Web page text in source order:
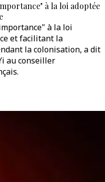
à la loi adoptée
à la loi
et facilitant la
la colonisation, a dit
au conseiller